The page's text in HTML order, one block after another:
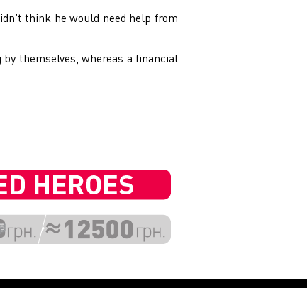
think he would need help from
themselves, whereas a financial